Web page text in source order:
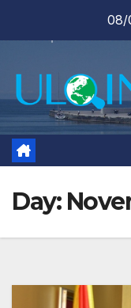
08/
Day: